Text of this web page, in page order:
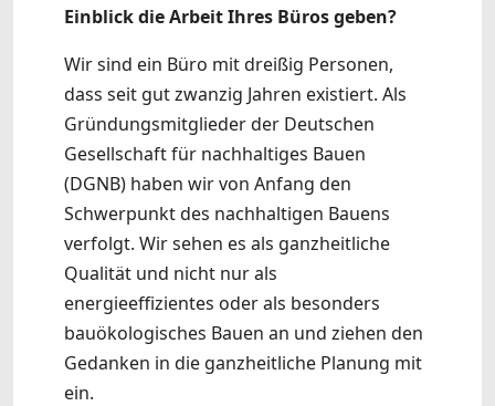
Einblick die Arbeit Ihres Büros geben?
Wir sind ein Büro mit dreißig Personen,
dass seit gut zwanzig Jahren existiert. Als
Gründungsmitglieder der Deutschen
Gesellschaft für nachhaltiges Bauen
(DGNB) haben wir von Anfang den
Schwerpunkt des nachhaltigen Bauens
verfolgt. Wir sehen es als ganzheitliche
Qualität und nicht nur als
energieeffizientes oder als besonders
bauökologisches Bauen an und ziehen den
Gedanken in die ganzheitliche Planung mit
ein.